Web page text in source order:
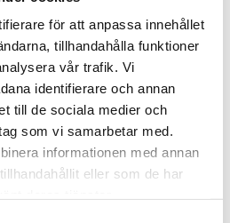
för att anpassa innehållet
tillhandahålla funktioner
vår trafik. Vi
identifierare och annan
till de sociala medier och
som vi samarbetar med.
informationen med annan
eller som de har
LÄS MER